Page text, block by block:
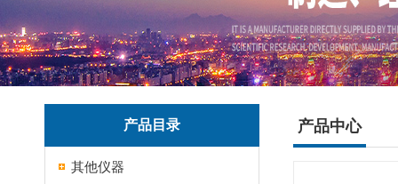
产品目录
其他仪器
产品中心